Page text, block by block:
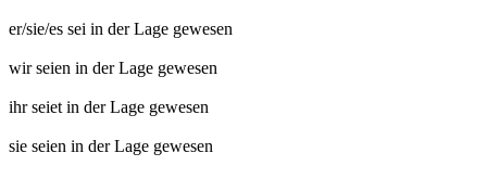
er/sie/es sei in der Lage gewesen
wir seien in der Lage gewesen
ihr seiet in der Lage gewesen
sie seien in der Lage gewesen